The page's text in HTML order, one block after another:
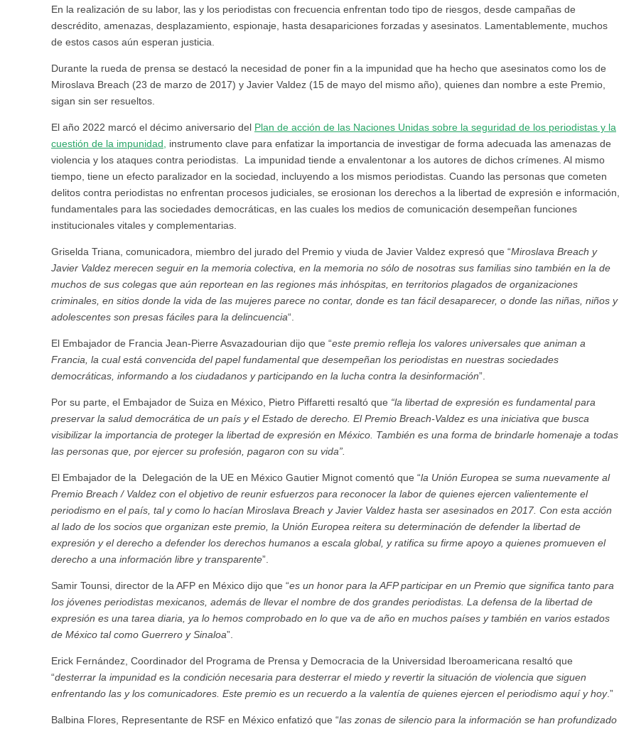
En la realización de su labor, las y los periodistas con frecuencia enfrentan todo tipo de riesgos, desde campañas de
descrédito, amenazas, desplazamiento, espionaje, hasta desapariciones forzadas y asesinatos. Lamentablemente, muchos
de estos casos aún esperan justicia.
Durante la rueda de prensa se destacó la necesidad de poner fin a la impunidad que ha hecho que asesinatos como los de
Miroslava Breach (23 de marzo de 2017) y Javier Valdez (15 de mayo del mismo año), quienes dan nombre a este Premio,
sigan sin ser resueltos.
El año 2022 marcó el décimo aniversario del Plan de acción de las Naciones Unidas sobre la seguridad de los periodistas y la
cuestión de la impunidad,
instrumento clave para enfatizar la importancia de investigar de forma adecuada las amenazas de
violencia y los ataques contra periodistas. La impunidad tiende a envalentonar a los autores de dichos crímenes. Al mismo
tiempo, tiene un efecto paralizador en la sociedad, incluyendo a los mismos periodistas. Cuando las personas que cometen
delitos contra periodistas no enfrentan procesos judiciales, se erosionan los derechos a la libertad de expresión e información,
fundamentales para las sociedades democráticas, en las cuales los medios de comunicación desempeñan funciones
institucionales vitales y complementarias.
Griselda Triana, comunicadora, miembro del jurado del Premio y viuda de Javier Valdez expresó que “Miroslava Breach y
Javier Valdez merecen seguir en la memoria colectiva, en la memoria no sólo de nosotras sus familias sino también en la de
muchos de sus colegas que aún reportean en las regiones más inhóspitas, en territorios plagados de organizaciones
criminales, en sitios donde la vida de las mujeres parece no contar, donde es tan fácil desaparecer, o donde las niñas, niños y
adolescentes son presas fáciles para la delincuencia“.
El Embajador de Francia Jean-Pierre Asvazadourian dijo que “este premio refleja los valores universales que animan a
Francia, la cual está convencida del papel fundamental que desempeñan los periodistas en nuestras sociedades
democráticas, informando a los ciudadanos y participando en la lucha contra la desinformación”.
Por su parte, el Embajador de Suiza en México, Pietro Piffaretti resaltó que “la libertad de expresión es fundamental para
preservar la salud democrática de un país y el Estado de derecho. El Premio Breach-Valdez es una iniciativa que busca
visibilizar la importancia de proteger la libertad de expresión en México. También es una forma de brindarle homenaje a todas
las personas que, por ejercer su profesión, pagaron con su vida”.
El Embajador de la Delegación de la UE en México Gautier Mignot comentó que “la Unión Europea se suma nuevamente al
Premio Breach / Valdez con el objetivo de reunir esfuerzos para reconocer la labor de quienes ejercen valientemente el
periodismo en el país, tal y como lo hacían Miroslava Breach y Javier Valdez hasta ser asesinados en 2017. Con esta acción
al lado de los socios que organizan este premio, la Unión Europea reitera su determinación de defender la libertad de
expresión y el derecho a defender los derechos humanos a escala global, y ratifica su firme apoyo a quienes promueven el
derecho a una información libre y transparente”.
Samir Tounsi, director de la AFP en México dijo que “es un honor para la AFP participar en un Premio que significa tanto para
los jóvenes periodistas mexicanos, además de llevar el nombre de dos grandes periodistas. La defensa de la libertad de
expresión es una tarea diaria, ya lo hemos comprobado en lo que va de año en muchos países y también en varios estados
de México tal como Guerrero y Sinaloa”.
Erick Fernández, Coordinador del Programa de Prensa y Democracia de la Universidad Iberoamericana resaltó que
“desterrar la impunidad es la condición necesaria para desterrar el miedo y revertir la situación de violencia que siguen
enfrentando las y los comunicadores. Este premio es un recuerdo a la valentía de quienes ejercen el periodismo aquí y hoy.”
Balbina Flores, Representante de RSF en México enfatizó que “las zonas de silencio para la información se han profundizado